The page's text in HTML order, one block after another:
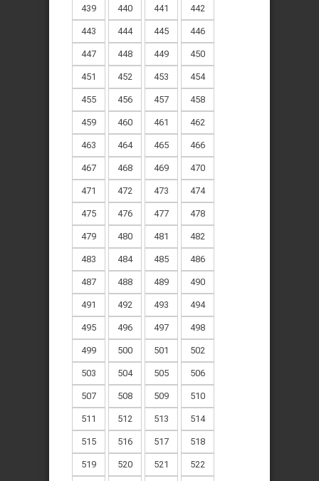
439 440 441 442
443 444 445 446
447 448 449 450
451 452 453 454
455 456 457 458
459 460 461 462
463 464 465 466
467 468 469 470
471 472 473 474
475 476 477 478
479 480 481 482
483 484 485 486
487 488 489 490
491 492 493 494
495 496 497 498
499 500 501 502
503 504 505 506
507 508 509 510
511 512 513 514
515 516 517 518
519 520 521 522